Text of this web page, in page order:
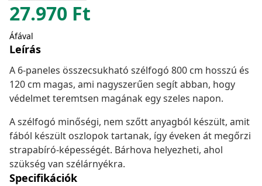
27.970 Ft
Áfával
Leírás
A 6-paneles összecsukható szélfogó 800 cm hosszú és
120 cm magas, ami nagyszerűen segít abban, hogy
védelmet teremtsen magának egy szeles napon.
A szélfogó minőségi, nem szőtt anyagból készült, amit
fából készült oszlopok tartanak, így éveken át megőrzi
strapabíró-képességét. Bárhova helyezheti, ahol
szükség van szélárnyékra.
Specifikációk